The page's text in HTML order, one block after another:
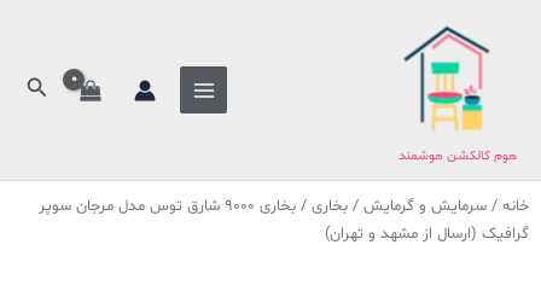
هوم کالکشن هوشمند
خانه / سرمایش و گرمایش / بخاری
/ بخاری 9000 شارق توس مدل مرجان سوپر
گرافیک (ارسال از مشهد و تهران)